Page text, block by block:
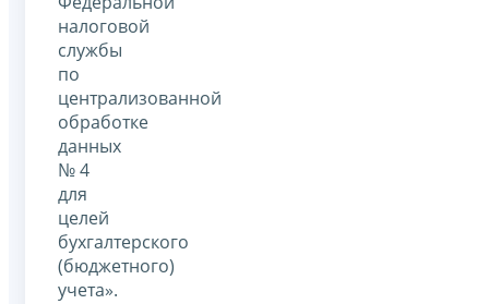
налоговой
службы
по
централизованной
обработке
данных
№ 4
для
целей
бухгалтерского
(бюджетного)
учета».